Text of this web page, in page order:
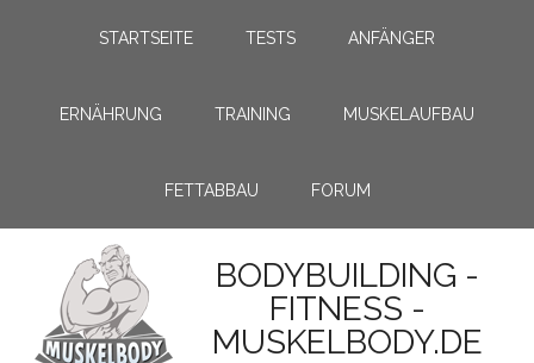
STARTSEITE TESTS ANFÄNGER
ERNÄHRUNG TRAINING MUSKELAUFBAU
FETTABBAU FORUM
BODYBUILDING -
FITNESS -
MUSKELBODY.DE